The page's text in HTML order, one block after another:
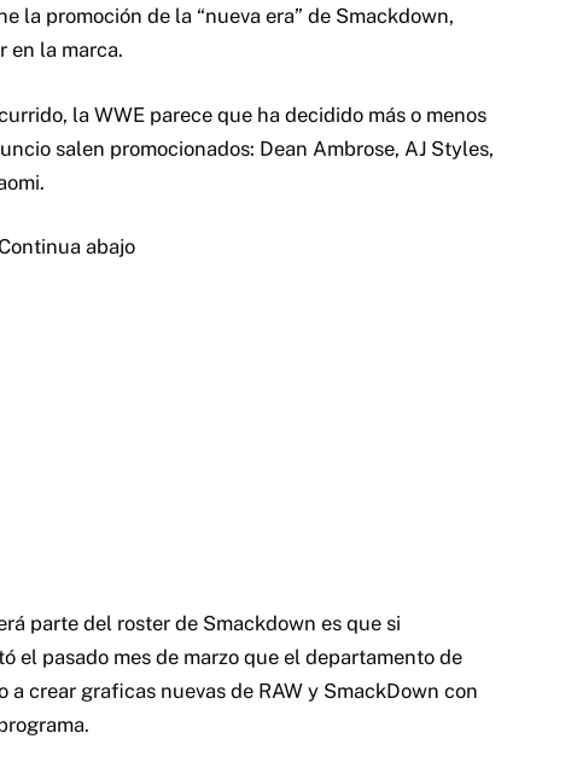
la promoción de la “nueva era” de Smackdown,
en la marca.
la WWE parece que ha decidido más o menos
salen promocionados: Dean Ambrose, AJ Styles,
Continua abajo
parte del roster de Smackdown es que si
el pasado mes de marzo que el departamento de
crear graficas nuevas de RAW y SmackDown con